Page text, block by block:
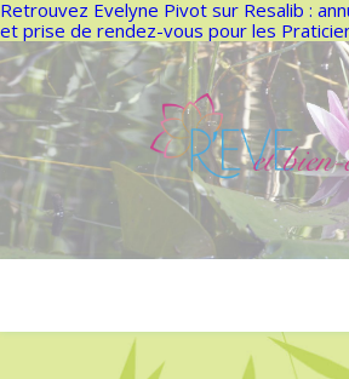
Retrouvez Evelyne Pivot sur Resalib :
et prise de rendez-vous pour les